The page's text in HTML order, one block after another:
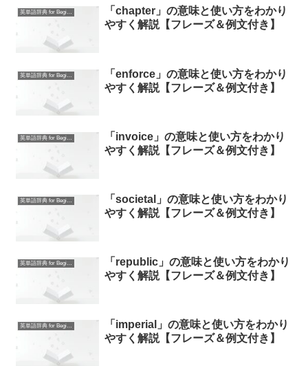
英単語辞典 for Beginners
「chapter」の意味と使い方をわかり
やすく解説【フレーズ＆例文付き】
英単語辞典 for Beginners
「enforce」の意味と使い方をわかり
やすく解説【フレーズ＆例文付き】
英単語辞典 for Beginners
「invoice」の意味と使い方をわかり
やすく解説【フレーズ＆例文付き】
英単語辞典 for Beginners
「societal」の意味と使い方をわかり
やすく解説【フレーズ＆例文付き】
英単語辞典 for Beginners
「republic」の意味と使い方をわかり
やすく解説【フレーズ＆例文付き】
英単語辞典 for Beginners
「imperial」の意味と使い方をわかり
やすく解説【フレーズ＆例文付き】